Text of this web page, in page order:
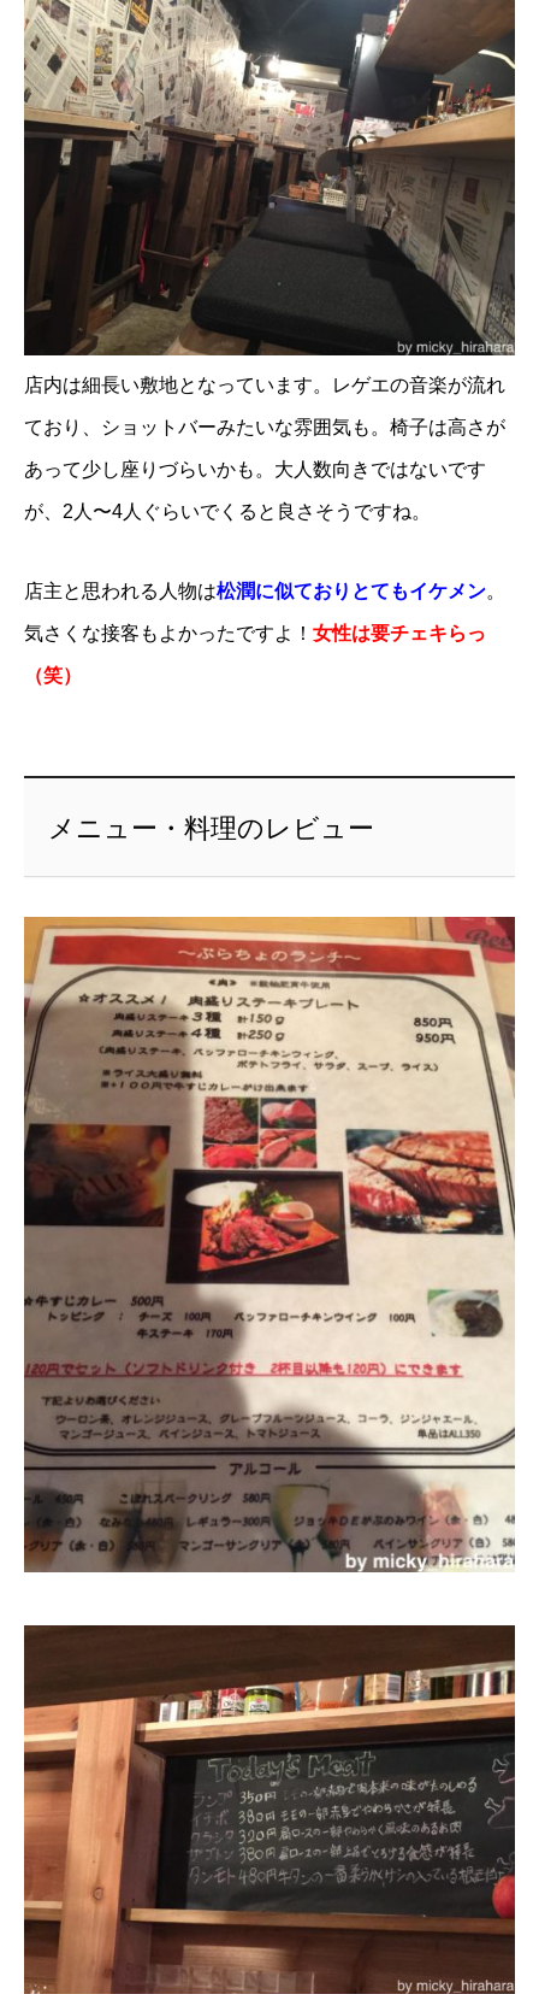
店内は細長い敷地となっています。レゲエの音楽が流れ
ており、ショットバーみたいな雰囲気も。椅子は高さが
あって少し座りづらいかも。大人数向きではないです
が、2人〜4人ぐらいでくると良さそうですね。
店主と思われる人物は松潤に似ておりとてもイケメン。
気さくな接客もよかったですよ！ 女性は要チェキらっ
（笑）
メニュー・料理のレビュー